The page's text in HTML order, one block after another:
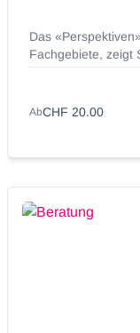
Das
Fachgebiete, zeigt
AbCHF 20.00